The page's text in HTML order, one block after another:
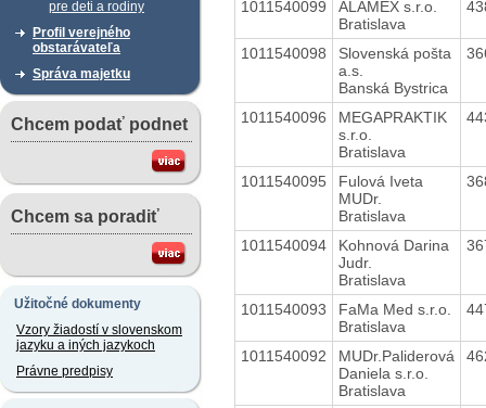
pre deti a rodiny
Profil verejného
obstarávateľa
Správa majetku
Chcem podať podnet
Chcem sa poradiť
Užitočné dokumenty
Vzory žiadostí v slovenskom
jazyku a iných jazykoch
Právne predpisy
1011540099
ALAMEX s.r.o.
Bratislava
1011540098
Slovenská pošta
a.s.
Banská Bystrica
1011540096
MEGAPRAKTIK
s.r.o.
Bratislava
1011540095
Fulová Iveta
MUDr.
Bratislava
1011540094
Kohnová Darina
Judr.
Bratislava
1011540093
FaMa Med s.r.o.
Bratislava
1011540092
MUDr.Paliderová
Daniela s.r.o.
Bratislava